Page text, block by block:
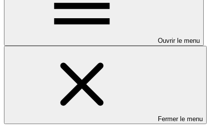
Ouvrir le menu
Fermer le menu